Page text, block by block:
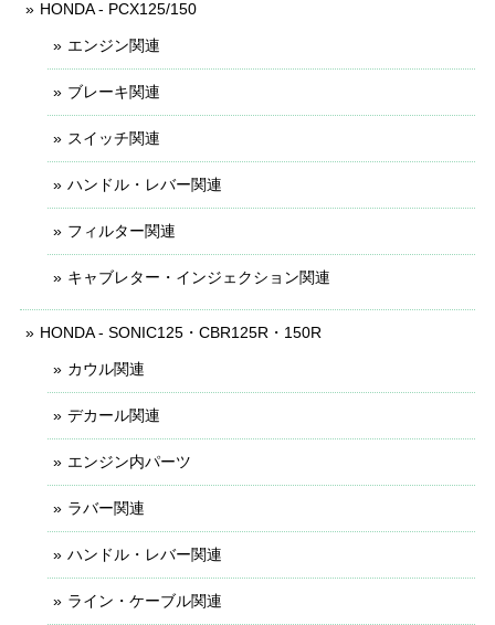
HONDA - PCX125/150
エンジン関連
ブレーキ関連
スイッチ関連
ハンドル・レバー関連
フィルター関連
キャブレター・インジェクション関連
HONDA - SONIC125・CBR125R・150R
カウル関連
デカール関連
エンジン内パーツ
ラバー関連
ハンドル・レバー関連
ライン・ケーブル関連